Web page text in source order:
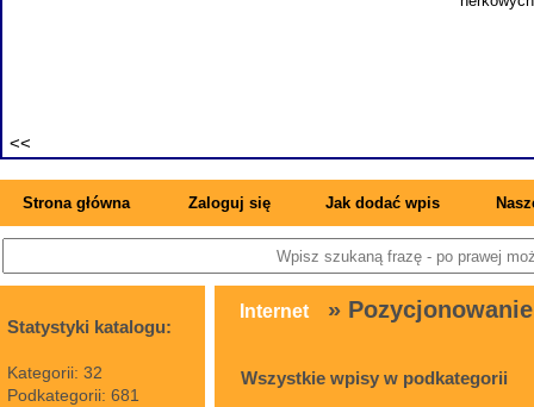
Strona główna Zaloguj się Jak dodać wpis
Statystyki katalogu:
Kategorii: 32
Podkategorii: 681
Internet » Pozycjonowanie
Wszystkie wpisy w podkategorii